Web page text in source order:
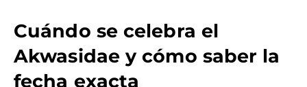
Cuándo se celebra el
Akwasidae y cómo saber la
fecha exacta